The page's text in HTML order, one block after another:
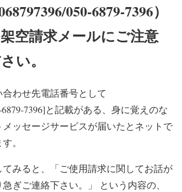
050-6879-7396）
空請求メールにご注意
い。
合わせ先電話番号として
6879-7396]と記載がある、身に覚えのな
ッセージサービスが届いたとネットで
。
てみると、「ご使用請求に関してお話が
ぎご連絡下さい。」 という内容の、